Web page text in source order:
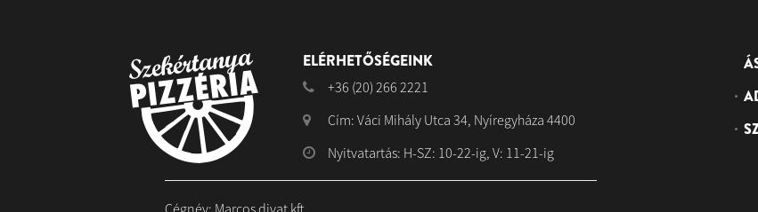
ELÉRHETŐSÉGEINK
+36 (20) 266 2221
Cím: Váci Mihály Utca 34, Nyíregyháza 4400
Nyitvatartás: H-SZ: 10-22-ig, V: 11-21-ig
Cégnév: Marcos divat kft